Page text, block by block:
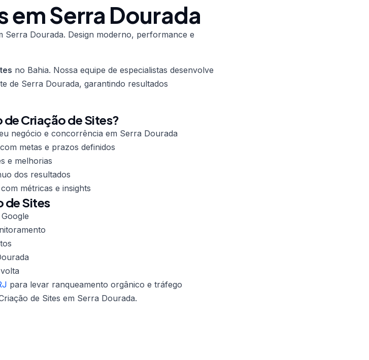
em Serra Dourada
Serra Dourada. Design moderno, performance e
no Bahia. Nossa equipe de especialistas desenvolve
de Serra Dourada, garantindo resultados
Criação de Sites?
negócio e concorrência em Serra Dourada
metas e prazos definidos
e melhorias
dos resultados
métricas e insights
de Sites
para levar ranqueamento orgânico e tráfego
de Sites em Serra Dourada.